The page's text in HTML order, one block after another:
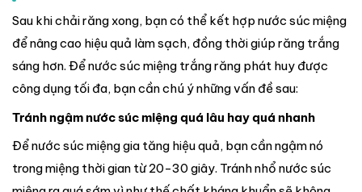
Sau khi chải răng xong, bạn có thể kết hợp nước súc miệng
để nâng cao hiệu quả làm sạch, đồng thời giúp răng trắng
sáng hơn. Để nước súc miệng trắng răng phát huy được
công dụng tối đa, bạn cần chú ý những vấn đề sau:
Tránh ngậm nước súc miệng quá lâu hay quá nhanh
Để nước súc miệng gia tăng hiệu quả, bạn cần ngậm nó
trong miệng thời gian từ 20-30 giây. Tránh nhổ nước súc